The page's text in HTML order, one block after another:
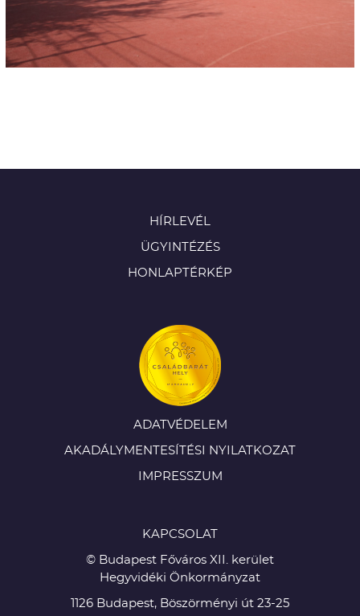
HÍRLEVÉL
ÜGYINTÉZÉS
HONLAPTÉRKÉP
ADATVÉDELEM
AKADÁLYMENTESÍTÉSI NYILATKOZAT
IMPRESSZUM
KAPCSOLAT
© Budapest Főváros XII. kerület
Hegyvidéki Önkormányzat
1126 Budapest, Böszörményi út 23-25